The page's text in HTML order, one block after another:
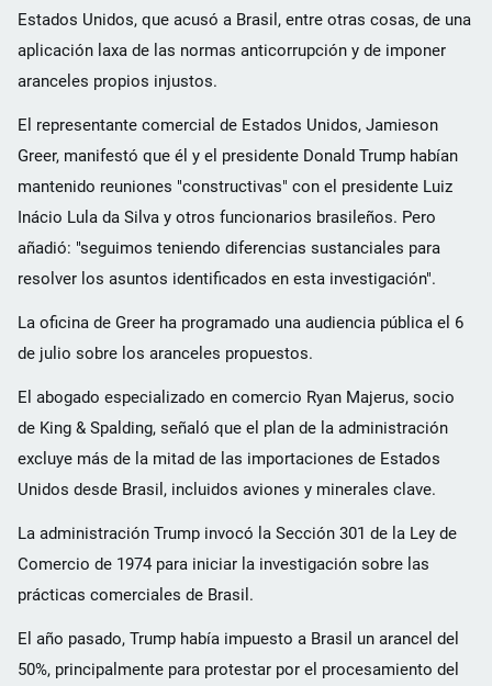
Estados Unidos, que acusó a Brasil, entre otras cosas, de una
aplicación laxa de las normas anticorrupción y de imponer
aranceles propios injustos.
El representante comercial de Estados Unidos, Jamieson
Greer, manifestó que él y el presidente Donald Trump habían
mantenido reuniones "constructivas" con el presidente Luiz
Inácio Lula da Silva y otros funcionarios brasileños. Pero
añadió: "seguimos teniendo diferencias sustanciales para
resolver los asuntos identificados en esta investigación".
La oficina de Greer ha programado una audiencia pública el 6
de julio sobre los aranceles propuestos.
El abogado especializado en comercio Ryan Majerus, socio
de King & Spalding, señaló que el plan de la administración
excluye más de la mitad de las importaciones de Estados
Unidos desde Brasil, incluidos aviones y minerales clave.
La administración Trump invocó la Sección 301 de la Ley de
Comercio de 1974 para iniciar la investigación sobre las
prácticas comerciales de Brasil.
El año pasado, Trump había impuesto a Brasil un arancel del
50%, principalmente para protestar por el procesamiento del